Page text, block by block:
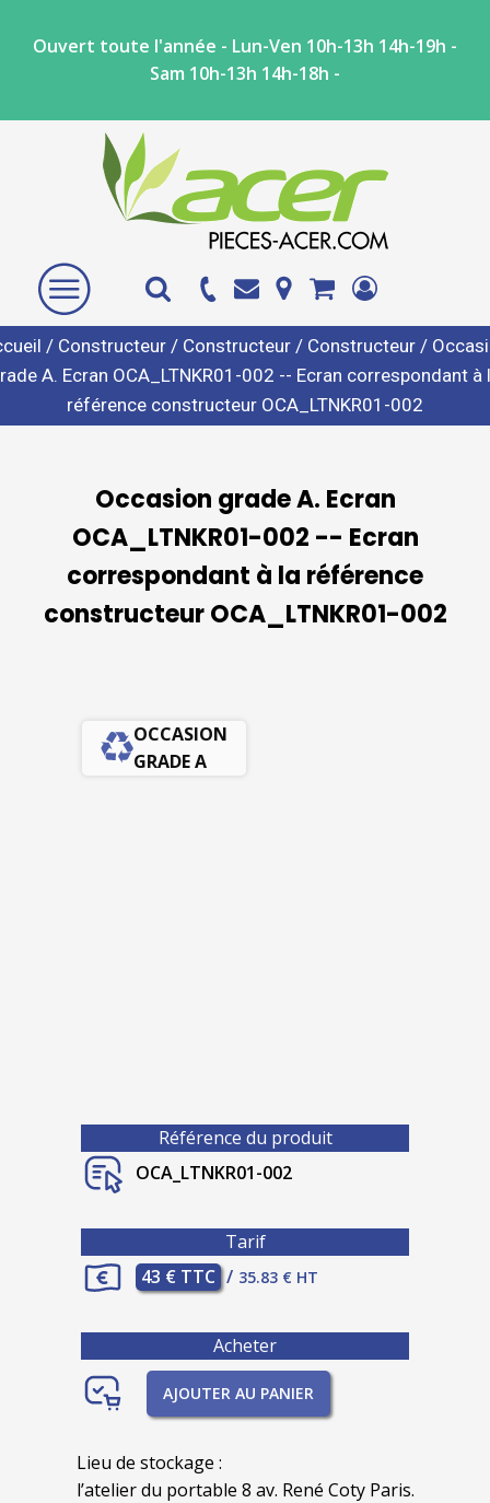
Ouvert toute l'année - Lun-Ven 10h-13h 14h-19h -
Sam 10h-13h 14h-18h -
/ Constructeur/ Constructeur/ Constructeur/
A. Ecran OCA_LTNKR01-002 -- Ecran correspondant à
référence constructeur OCA_LTNKR01-002
Occasion grade A. Ecran
OCA_LTNKR01-002 -- Ecran
correspondant à la référence
constructeur OCA_LTNKR01-002
OCCASION
GRADE A
Référence du produit
OCA_LTNKR01-002
Tarif
43 € TTC / 35.83 € HT
Acheter
AJOUTER AU PANIER
Lieu de stockage :
l’atelier du portable 8 av. René Coty Paris.